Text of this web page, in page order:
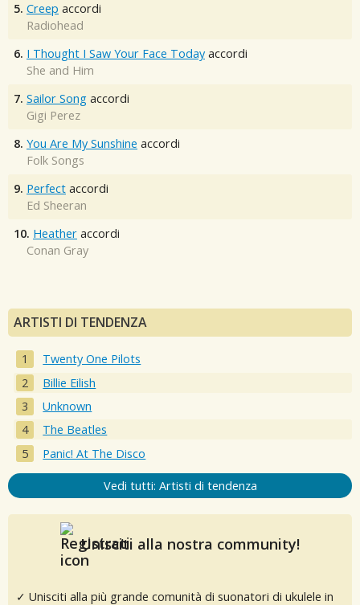
5. Creep accordi
Radiohead
6. I Thought I Saw Your Face Today accordi
She and Him
7. Sailor Song accordi
Gigi Perez
8. You Are My Sunshine accordi
Folk Songs
9. Perfect accordi
Ed Sheeran
10. Heather accordi
Conan Gray
ARTISTI DI TENDENZA
Twenty One Pilots
Billie Eilish
Unknown
The Beatles
Panic! At The Disco
Vedi tutti: Artisti di tendenza
Unisciti alla nostra community!
✓ Unisciti alla più grande comunità di suonatori di ukulele in